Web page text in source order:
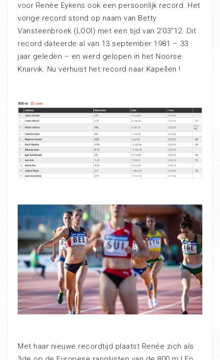
voor Renée Eykens ook een persoonlijk record. Het
vorige record stond op naam van Betty
Vansteenbroek (LOOI) met een tijd van 2’03″12. Dit
record dateerde al van 13 september 1981 – 33
jaar geleden – en werd gelopen in het Noorse
Knarvik. Nu verhuist het record naar Kapellen !
Met haar nieuwe recordtijd plaatst Renée zich als